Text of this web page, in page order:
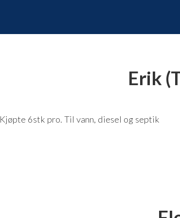
Erik
Kjøpte 6stk pro. Til vann, diesel og septik